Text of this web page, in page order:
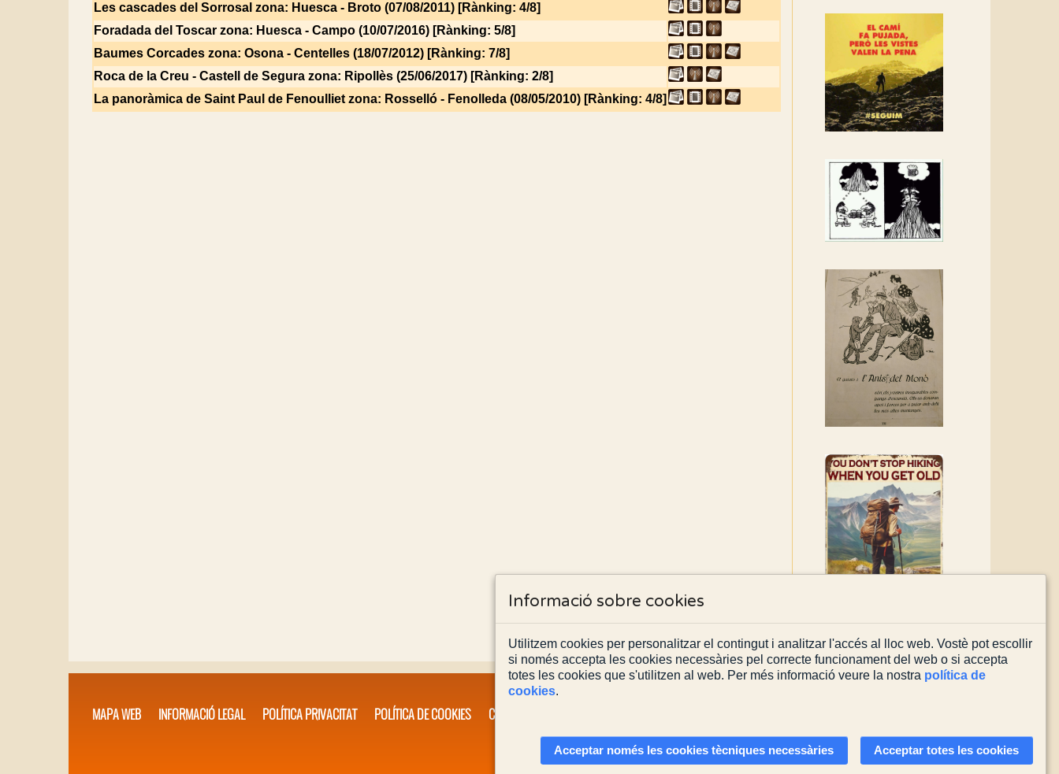
Les cascades del Sorrosal zona: Huesca - Broto (07/08/2011) [Rànking: 4/8]
Foradada del Toscar zona: Huesca - Campo (10/07/2016) [Rànking: 5/8]
Baumes Corcades zona: Osona - Centelles (18/07/2012) [Rànking: 7/8]
Roca de la Creu - Castell de Segura zona: Ripollès (25/06/2017) [Rànking: 2/8]
La panoràmica de Saint Paul de Fenoulliet zona: Rosselló - Fenolleda (08/05/2010) [Rànking: 4/8]
associació adhereix-te al
manifest!
Rebem un diploma dels
Amics de Sant Aniol
d'Aguja
Els Centpeus estem
recuperació del refugi i de
l'entorn de Sant Aniol
MAPA WEB INFORMACIÓ LEGAL POLÍTICA PRIVACITAT POLÍTICA DE COOKIES CONTACTA'NS
Actualitzada el08/08/2026
Informació sobre cookies
Utilitzem cookies per personalitzar el contingut i analitzar l'accés al lloc web. Vostè pot escollir
si només accepta les cookies necessàries pel correcte funcionament del web o si accepta
totes les cookies que s'utilitzen al web. Per més informació veure la nostra política de
cookies.
Acceptar només les cookies tècniques necessàries Acceptar totes les cookies